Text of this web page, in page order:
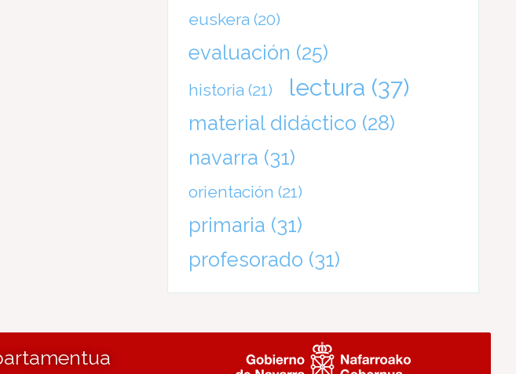
euskera (20)
evaluación (25)
historia (21) lectura (37)
material didáctico (28)
navarra (31)
orientación (21)
primaria (31)
profesorado (31)